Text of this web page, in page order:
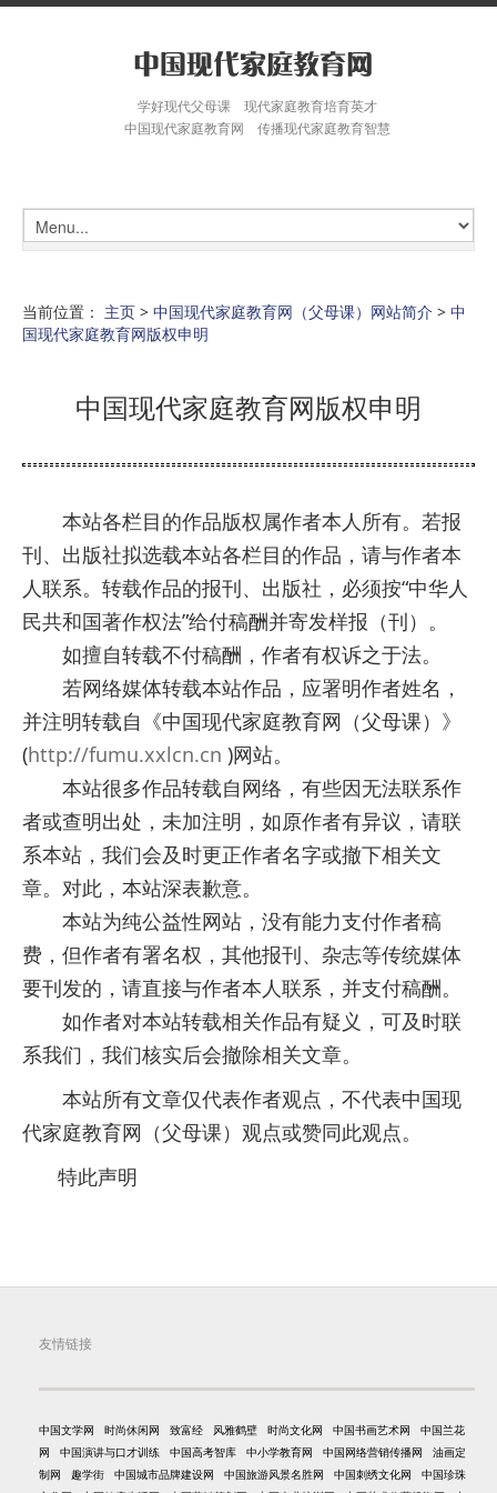
学好现代父母课 现代家庭教育培育英才
中国现代家庭教育网 传播现代家庭教育智慧
当前位置： 主页 > 中国现代家庭教育网（父母课）网站简介 > 中
国现代家庭教育网版权申明
中国现代家庭教育网版权申明
本站各栏目的作品版权属作者本人所有。若报
刊、出版社拟选载本站各栏目的作品，请与作者本
人联系。转载作品的报刊、出版社，必须按“中华人
民共和国著作权法”给付稿酬并寄发样报（刊）。
如擅自转载不付稿酬，作者有权诉之于法。
若网络媒体转载本站作品，应署明作者姓名，
并注明转载自《中国现代家庭教育网（父母课）》
(http://fumu.xxlcn.cn )网站。
本站很多作品转载自网络，有些因无法联系作
者或查明出处，未加注明，如原作者有异议，请联
系本站，我们会及时更正作者名字或撤下相关文
章。对此，本站深表歉意。
本站为纯公益性网站，没有能力支付作者稿
费，但作者有署名权，其他报刊、杂志等传统媒体
要刊发的，请直接与作者本人联系，并支付稿酬。
如作者对本站转载相关作品有疑义，可及时联
系我们，我们核实后会撤除相关文章。
本站所有文章仅代表作者观点，不代表中国现
代家庭教育网（父母课）观点或赞同此观点。
特此声明
友情链接
中国文学网 时尚休闲网 致富经 风雅鹤壁 时尚文化网 中国书画艺术网
中国兰花
网
中国演讲与口才训练 中国高考智库 中小学教育网 中国网络营销传播网
油画定
制网
趣学街 中国城市品牌建设网 中国旅游风景名胜网 中国刺绣文化网
中国珍珠